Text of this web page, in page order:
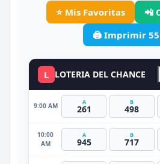
⭐ Mis Favoritas
📲
🖨️ Imprimir
L LOTERIA DEL CHANCE
9:00 AM A
261
B
498
10:00
AM
A
945
B
717